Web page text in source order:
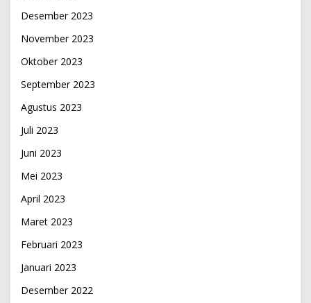
Desember 2023
November 2023
Oktober 2023
September 2023
Agustus 2023
Juli 2023
Juni 2023
Mei 2023
April 2023
Maret 2023
Februari 2023
Januari 2023
Desember 2022